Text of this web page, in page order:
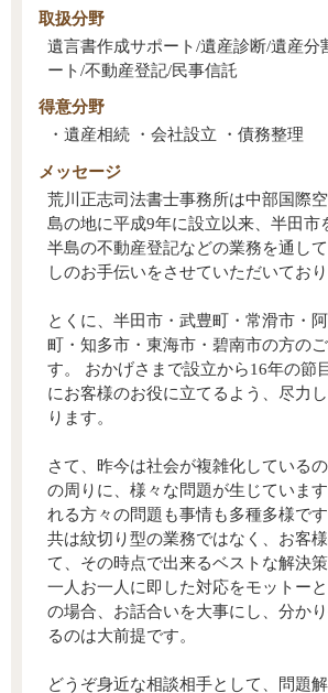
取扱分野
遺言書作成サポート/遺産診断/遺産分
ート/不動産登記/民事信託
得意分野
・遺産相続 ・会社設立 ・債務整理
メッセージ
荒川正志司法書士事務所は中部国際
島の地に平成9年に設立以来、半田市
半島の不動産登記などの業務を通し
しのお手伝いをさせていただいており
とくに、半田市・武豊町・常滑市・
町・知多市・東海市・碧南市の方の
す。 おかげさまで設立から16年の節
にお客様のお役に立てるよう、尽力
ります。
さて、昨今は社会が複雑化している
の周りに、様々な問題が生じていま
れる方々の問題も事情も多種多様で
共は紋切り型の業務ではなく、お客
て、その時点で出来るベストな解決
一人お一人に即した対応をモットー
の場合、お話合いを大事にし、分か
るのは大前提です。
どうぞ身近な相談相手として、問題